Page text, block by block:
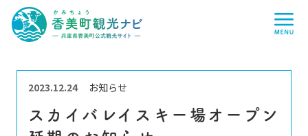
香
美
町
光
ナ
ビ
兵
庫
県
スカイバレイスキー場オープン
2023.12.24 お知らせ